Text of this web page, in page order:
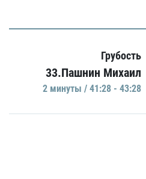
Грубость
33.Пашнин Михаил
2 минуты / 41:28 - 43:28